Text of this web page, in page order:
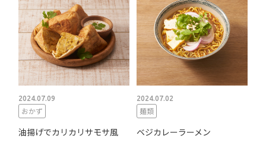
2024.07.09
おかず
油揚げでカリカリサモサ風
2024.07.02
麺類
ベジカレーラーメン